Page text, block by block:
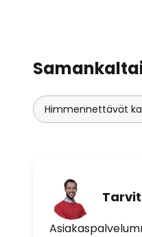
Himmennettävät